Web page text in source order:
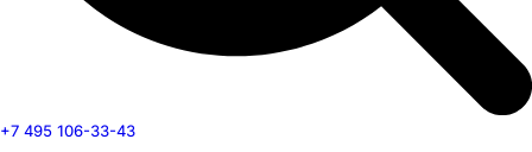
+7 495 106-33-43